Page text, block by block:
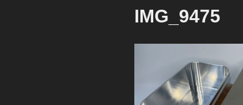
IMG_9475